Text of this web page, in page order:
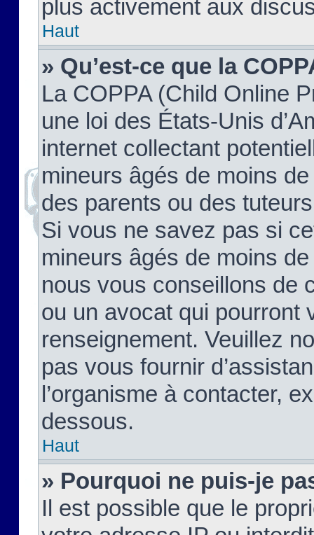
plus activement aux
Haut
» Qu’est-ce que la
La COPPA (Child Online
une loi des États-Unis
internet collectant
mineurs âgés de moins
des parents ou des
Si vous ne savez pas si
mineurs âgés de moins
nous vous conseillons de
ou un avocat qui pourront
renseignement. Veuillez
pas vous fournir
l’organisme à contacter,
dessous.
Haut
» Pourquoi ne puis-je
Il est possible que le